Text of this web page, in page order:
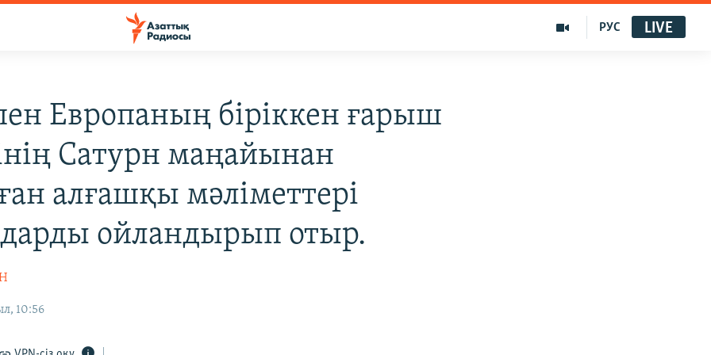
РУС LIVE
Европаның біріккен ғарыш
Сатурн маңайынан
алғашқы мәліметтері
ойландырып отыр.
10:56